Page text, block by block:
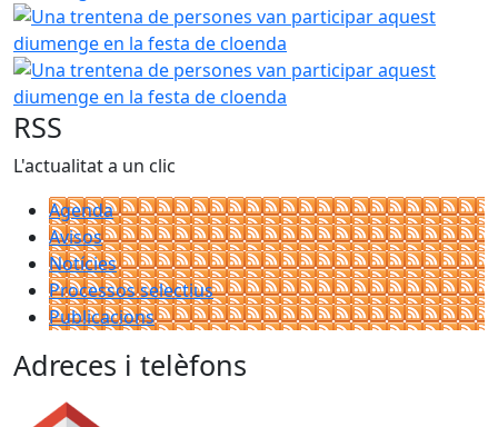
Una trentena de persones van participar aquest
Una trentena de persones van participar aquest
RSS
L'actualitat a un clic
Agenda
Avisos
Notícies
Processos selectius
Publicacions
Adreces i telèfons